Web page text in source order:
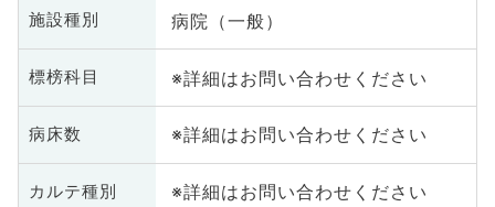
施設種別 病院（一般）
標榜科目 ※詳細はお問い合わせください
病床数 ※詳細はお問い合わせください
カルテ種別 ※詳細はお問い合わせください